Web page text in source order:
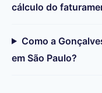
cálculo do
Como a
em São Paulo?